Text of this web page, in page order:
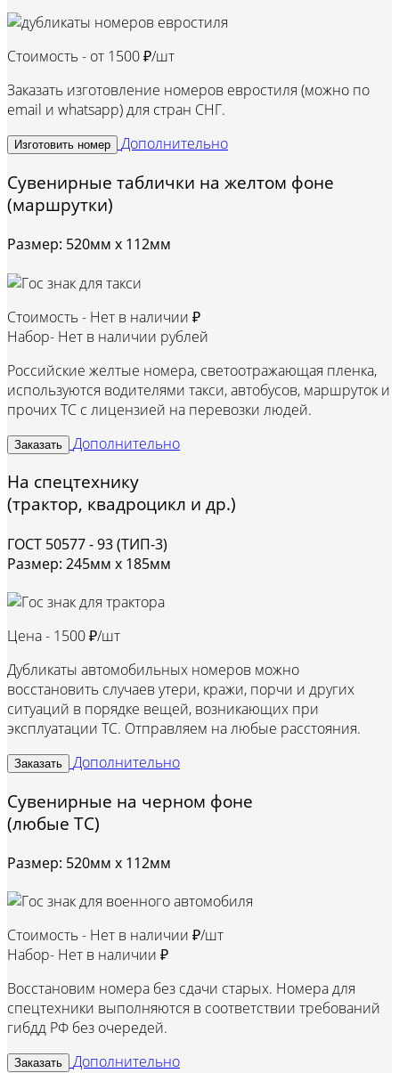
Стоимость - от 1500 ₽/шт
Заказать изготовление номеров евростиля (можно по
email и whatsapp) для стран СНГ.
Изготовить номер Дополнительно
Сувенирные таблички на желтом фоне
(маршрутки)
Размер: 520мм х 112мм
Стоимость - Нет в наличии ₽
Набор- Нет в наличии рублей
Российские желтые номера, светоотражающая пленка,
используются водителями такси, автобусов, маршруток и
прочих ТС с лицензией на перевозки людей.
Заказать Дополнительно
На спецтехнику
(трактор, квадроцикл и др.)
ГОСТ 50577 - 93 (ТИП-3)
Размер: 245мм х 185мм
Цена - 1500 ₽/шт
Дубликаты автомобильных номеров можно
восстановить случаев утери, кражи, порчи и других
ситуаций в порядке вещей, возникающих при
эксплуатации ТС. Отправляем на любые расстояния.
Заказать Дополнительно
Сувенирные на черном фоне
(любые ТС)
Размер: 520мм х 112мм
Стоимость - Нет в наличии ₽/шт
Набор- Нет в наличии ₽
Восстановим номера без сдачи старых. Номера для
спецтехники выполняются в соответствии требований
гибдд РФ без очередей.
Заказать Дополнительно